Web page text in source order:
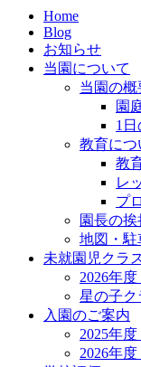
Home
Blog
お知らせ
当園について
当園の概
園
1
教育につ
教
レ
プ
園長の挨
地図・駐
未就園児クラ
2026年
星の子ク
入園のご案内
2025年
2026年